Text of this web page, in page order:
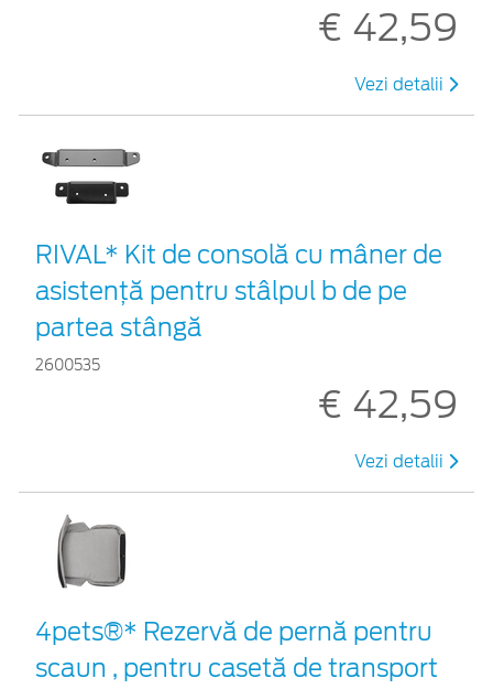
€ 42,59
Vezi detalii
RIVAL* Kit de consolă cu mâner de
asistență pentru stâlpul b de pe
partea stângă
2600535
€ 42,59
Vezi detalii
4pets®* Rezervă de pernă pentru
scaun , pentru casetă de transport